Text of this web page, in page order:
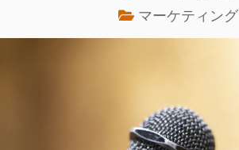
マーケティング